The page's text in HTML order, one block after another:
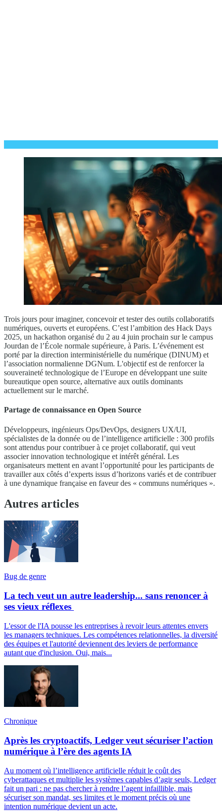
Trois jours pour imaginer, concevoir et tester des outils collaboratifs
numériques, ouverts et européens. C’est l’ambition des Hack Days
2025, un hackathon organisé du 2 au 4 juin prochain sur le campus
Jourdan de l’École normale supérieure, à Paris. L’événement est
porté par la direction interministérielle du numérique (DINUM) et
l’association normalienne DGNum. L'objectif est de renforcer la
souveraineté technologique de l’Europe en développant une suite
bureautique open source, alternative aux outils dominants
actuellement sur le marché.
Partage de connaissance en Open Source
Développeurs, ingénieurs Ops/DevOps, designers UX/UI,
spécialistes de la donnée ou de l’intelligence artificielle : 300 profils
sont attendus pour contribuer à ce projet collaboratif, qui veut
associer innovation technologique et intérêt général. Les
organisateurs mettent en avant l’opportunité pour les participants de
travailler aux côtés d’experts issus d’horizons variés et de contribuer
à une dynamique française en faveur des « communs numériques ».
Autres articles
Bug de genre
La tech veut un autre leadership... sans renoncer à
ses vieux réflexes
L'essor de l'IA pousse les entreprises à revoir leurs attentes envers
les managers techniques. Les compétences relationnelles, la diversité
des équipes et l'autorité deviennent des leviers de performance
autant que d'inclusion. Oui, mais...
Chronique
Après les cryptoactifs, Ledger veut sécuriser l’action
numérique à l’ère des agents IA
Au moment où l’intelligence artificielle réduit le coût des
cyberattaques et multiplie les systèmes capables d’agir seuls, Ledger
fait un pari : ne pas chercher à rendre l’agent infaillible, mais
sécuriser son mandat, ses limites et le moment précis où une
intention numérique devient un acte.